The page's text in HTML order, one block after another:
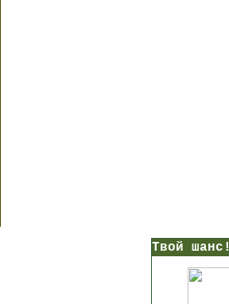
Твой шанс!